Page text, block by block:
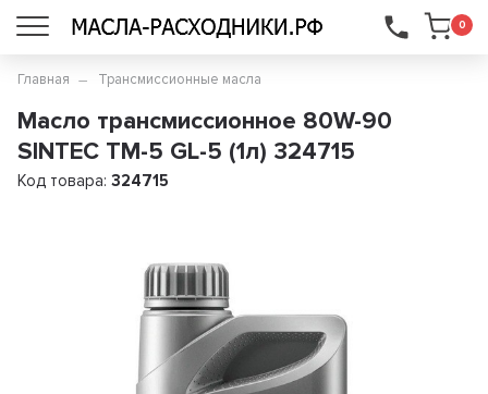
0
...
Главная Трансмиссионные масла
Масло трансмиссионное 80W-90
SINTEC ТМ-5 GL-5 (1л) 324715
Код товара:324715